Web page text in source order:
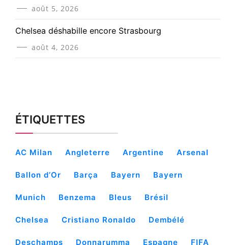
août 5, 2026
Chelsea déshabille encore Strasbourg
août 4, 2026
ÉTIQUETTES
AC Milan Angleterre Argentine Arsenal
Ballon d’Or Barça Bayern Bayern
Munich Benzema Bleus Brésil
Chelsea Cristiano Ronaldo Dembélé
Deschamps Donnarumma Espagne FIFA